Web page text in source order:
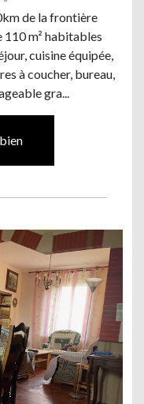
de la frontière
110 m² habitables
cuisine équipée,
à coucher, bureau,
gra...